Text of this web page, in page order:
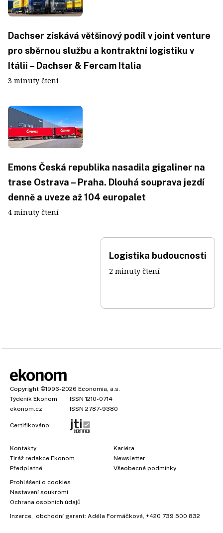
Dachser získává většinový podíl v joint venture
pro sběrnou službu a kontraktní logistiku v
Itálii – Dachser & Fercam Italia
3 minuty čtení
Emons Česká republika nasadila gigaliner na
trase Ostrava – Praha. Dlouhá souprava jezdí
denně a uveze až 104 europalet
4 minuty čtení
Logistika budoucnosti
2 minuty čtení
Copyright ©1996-2026 Economia, a.s.
Týdeník Ekonom
ISSN 1210-0714
ekonom.cz
ISSN 2787-9380
Certifikováno:
Kontakty
Tiráž redakce Ekonom
Předplatné
Kariéra
Newsletter
Všeobecné podmínky
Prohlášení o cookies
Nastavení soukromí
Ochrana osobních údajů
Inzerce , obchodní garant: Adéla Formáčková +420 739 500 832